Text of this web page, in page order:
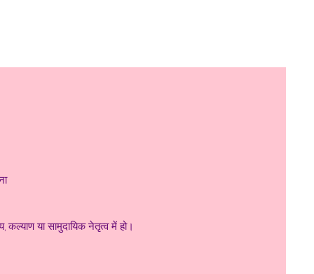
या सामुदायिक नेतृत्व में हो।